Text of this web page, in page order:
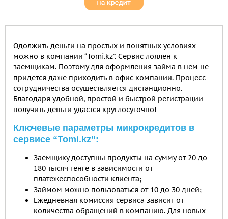
Одолжить деньги на простых и понятных условиях
можно в компании “Tomi.kz”. Сервис лоялен к
заемщикам. Поэтому для оформления займа в нем не
придется даже приходить в офис компании. Процесс
сотрудничества осуществляется дистанционно.
Благодаря удобной, простой и быстрой регистрации
получить деньги удастся круглосуточно!
Ключевые параметры микрокредитов в
сервисе “Tomi.kz”:
Заемщику доступны продукты на сумму от 20 до
180 тысяч тенге в зависимости от
платежеспособности клиента;
Займом можно пользоваться от 10 до 30 дней;
Ежедневная комиссия сервиса зависит от
количества обращений в компанию. Для новых